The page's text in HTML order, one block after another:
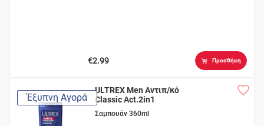
€2.99 Προσθήκη
Έξυπνη Αγορά
ULTREX Men Αντιπ/κό
Classic Act.2in1
Σαμπουάν 360ml